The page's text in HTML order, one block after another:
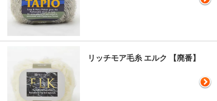
リッチモア毛糸 エルク 【廃番】